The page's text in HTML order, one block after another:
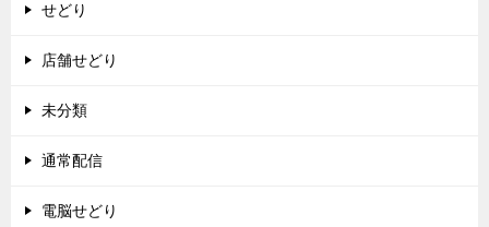
せどり
店舗せどり
未分類
通常配信
電脳せどり